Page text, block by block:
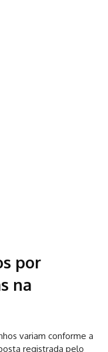
por
na
variam conforme a
registrada pelo